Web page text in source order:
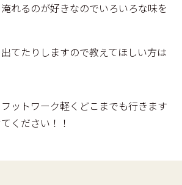
れるのが好きなのでいろいろな味を
てたりしますので教えてほしい方は
ットワーク軽くどこまでも行きます
ください！！